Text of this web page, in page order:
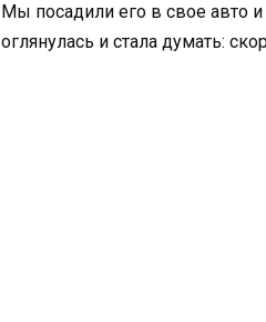
Мы посадили его в свое авто
оглянулась и стала думать: